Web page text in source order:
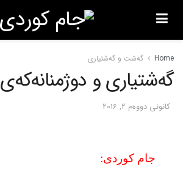
Home گه‌شت و گه‌شتیاری
گه‌شتیاری و دوژمنانه‌که‌ی
كانونی دووه‌م 2, 2016
جام کوردی: